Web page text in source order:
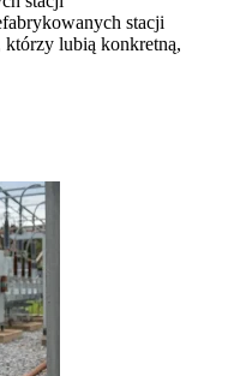
stacji
lubią konkretną,